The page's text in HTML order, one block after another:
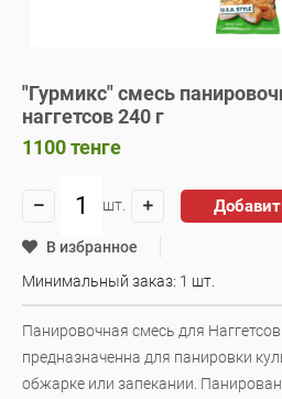
"Гурмикс" смесь
наггетсов 240 г
1100тенге
шт.
В избранное
Минимальный заказ: 1 шт.
Панировочная смесь для
предназначенна для панировки
обжарке или запекании.